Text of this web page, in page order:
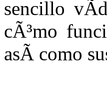
sencillo
cÃ³mo
asÃ­ como